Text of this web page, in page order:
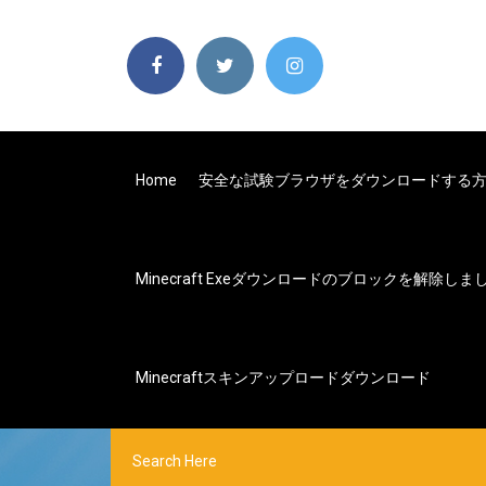
Home 安全な試験ブラウザをダウンロードする
Minecraft Exeダウンロードのブロックを解除しま
Minecraftスキンアップロードダウンロード